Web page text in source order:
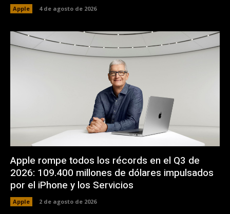
Apple 4 de agosto de 2026
Apple rompe todos los récords en el Q3 de
2026: 109.400 millones de dólares impulsados
por el iPhone y los Servicios
Apple 2 de agosto de 2026